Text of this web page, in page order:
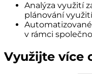
Analýza využití
plánování
v rámci
Využijte více